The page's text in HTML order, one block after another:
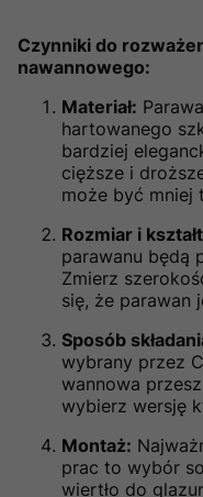
Czynniki do
nawannowego:
Materiał:
hartowanego
bardziej
cięższe i
może być mniej
Rozmiar i
parawanu będą
Zmierz
się, że parawan
Sposób
wybrany przez
wannowa
wybierz wersję
Montaż:
prac to wybór
wiertło do